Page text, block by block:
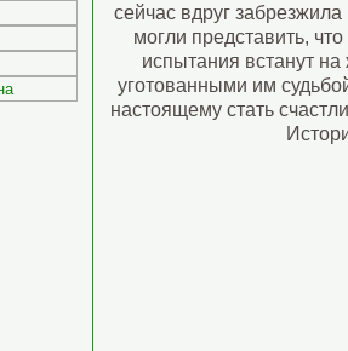
сейчас вдруг
могли представить,
испытания встанут
уготованными им
настоящему стать